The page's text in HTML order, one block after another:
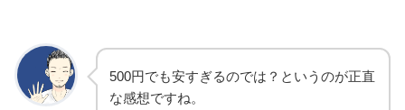
500円でも安すぎるのでは？というのが正直
な感想ですね。